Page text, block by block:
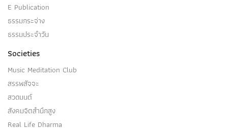
E Publication
ธรรมกระจ่าง
ธรรมประจำวัน
Societies
Music Meditation Club
สรรพสัจจะ
สวดมนต์
สังคมจิตสำนึกสูง
Real Life Dharma